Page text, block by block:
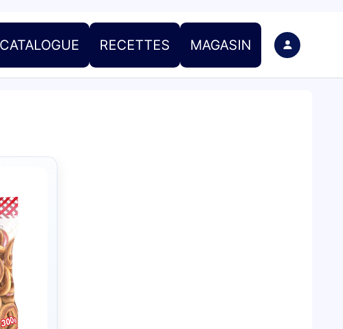
CATALOGUE RECETTES MAGASIN